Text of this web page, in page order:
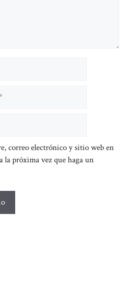
correo electrónico y sitio web en
la próxima vez que haga un